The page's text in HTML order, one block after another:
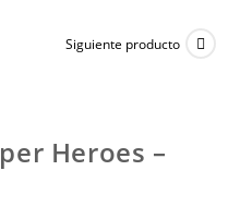
Siguiente producto
Heroes –